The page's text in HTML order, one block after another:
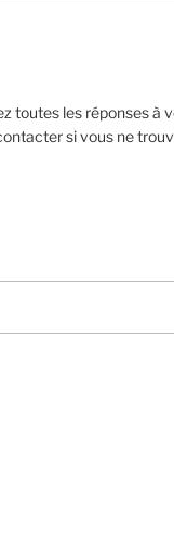
toutes les réponses à
si vous ne